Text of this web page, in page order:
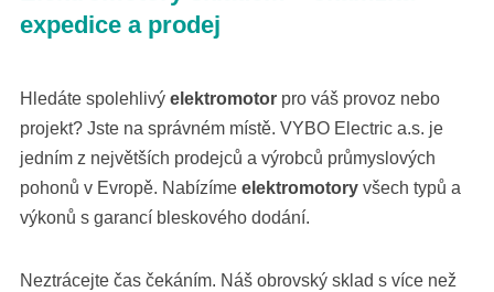
expedice a prodej
Hledáte spolehlivý elektromotor pro váš provoz nebo
projekt? Jste na správném místě. VYBO Electric a.s. je
jedním z největších prodejců a výrobců průmyslových
pohonů v Evropě. Nabízíme elektromotory všech typů a
výkonů s garancí bleskového dodání.
Neztrácejte čas čekáním. Náš obrovský sklad s více než